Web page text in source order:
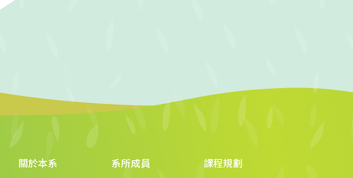
關於本系 系所成員 課程規劃